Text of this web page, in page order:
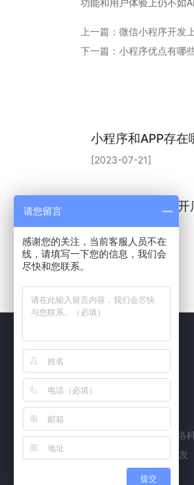
上一篇： 微信小程序开发
下一篇： 小程序优点有哪
小程序和APP存在
[2023-07-21]
如何利用小程序开
[2023-04-28]
版权所有：河北盛秋网络
廊坊APP开发
请您留言
感谢您的关注，当前客服人员不在
线，请填写一下您的信息，我们会
尽快和您联系。
提交